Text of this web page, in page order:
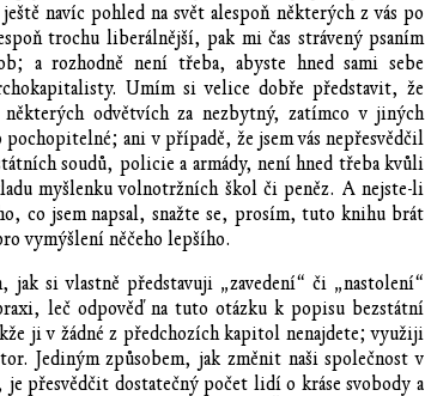
navíc pohled na svět alespoň některých z vás po
trochu liberálnější, pak mi čas strávený psaním
a rozhodně není třeba, abyste hned sami sebe
Umím si velice dobře představit, že
odvětvích za nezbytný, zatímco v jiných
ani v případě, že jsem vás nepřesvědčil
soudů, policie a armády, není hned třeba kvůli
myšlenku volnotržních škol či peněz. A nejste-li
co jsem napsal, snažte se, prosím, tuto knihu brát
vymýšlení něčeho lepšího.
jak si vlastně představuji „zavedení“ či „nastolení“
leč odpověď na tuto otázku k popisu bezstátní
ji v žádné z předchozích kapitol nenajdete; využiji
Jediným způsobem, jak změnit naši společnost v
přesvědčit dostatečný počet lidí o kráse svobody a